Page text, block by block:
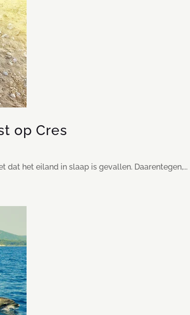
op Cres
dat het eiland in slaap is gevallen. Daarentegen,...